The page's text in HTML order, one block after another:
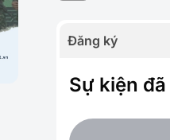
Đăng ký
Sự kiện